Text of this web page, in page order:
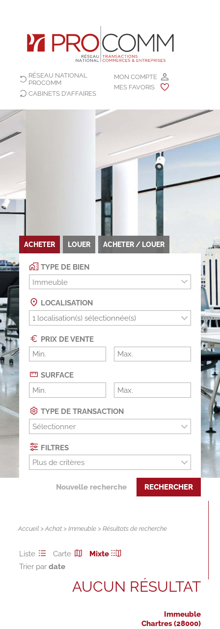
MON COMPTE
MES FAVORIS
RÉSEAU NATIONAL
PROCOMM
CABINETS D'AFFAIRES
ACHETER LOUER ACHETER / LOUER
TYPE DE BIEN
Immeuble
LOCALISATION
PRIX DE VENTE
SURFACE
TYPE DE TRANSACTION
Sélectionner
FILTRES
Plus de critères
Nouvelle recherche RECHERCHER
Accueil >Achat >Immeuble > Résultats de recherche
Liste Carte
Mixte
Trier par
AUCUN RÉSULTAT
Immeuble
Chartres (28000)